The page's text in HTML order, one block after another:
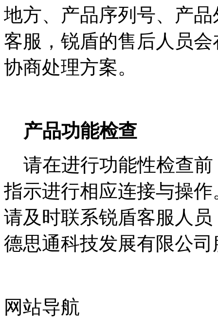
地方、产品序列号、产
客服，锐盾的售后人员
协商处理方案。
产品功能检查
请在进行功能性检查前
指示进行相应连接与操
请及时联系锐盾客服人
德思通科技发展有限公
网站导航